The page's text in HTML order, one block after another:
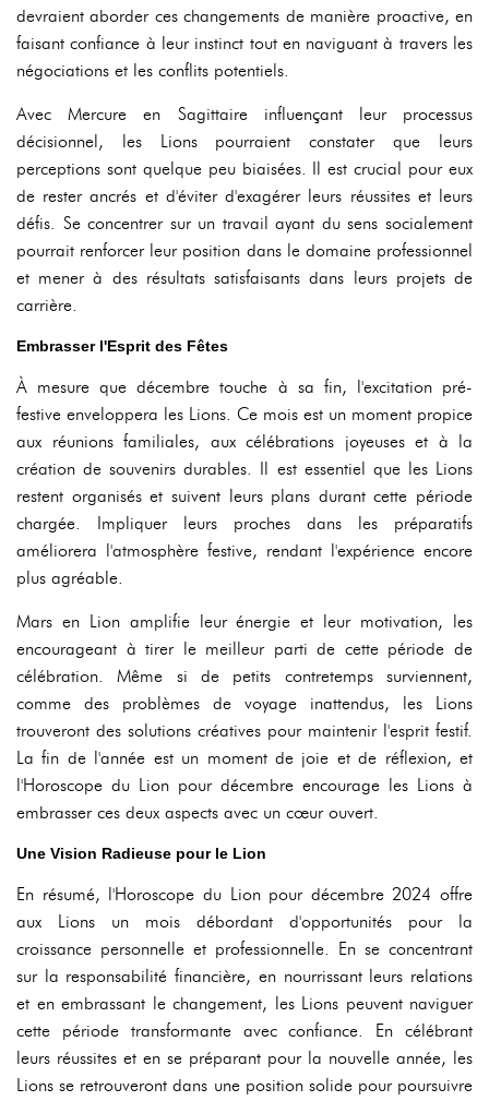
devraient aborder ces changements de manière proactive, en
faisant confiance à leur instinct tout en naviguant à travers les
négociations et les conflits potentiels.
Avec Mercure en Sagittaire influençant leur processus
décisionnel, les Lions pourraient constater que leurs
perceptions sont quelque peu biaisées. Il est crucial pour eux
de rester ancrés et d'éviter d'exagérer leurs réussites et leurs
défis. Se concentrer sur un travail ayant du sens socialement
pourrait renforcer leur position dans le domaine professionnel
et mener à des résultats satisfaisants dans leurs projets de
carrière.
Embrasser l'Esprit des Fêtes
À mesure que décembre touche à sa fin, l'excitation pré-
festive enveloppera les Lions. Ce mois est un moment propice
aux réunions familiales, aux célébrations joyeuses et à la
création de souvenirs durables. Il est essentiel que les Lions
restent organisés et suivent leurs plans durant cette période
chargée. Impliquer leurs proches dans les préparatifs
améliorera l'atmosphère festive, rendant l'expérience encore
plus agréable.
Mars en Lion amplifie leur énergie et leur motivation, les
encourageant à tirer le meilleur parti de cette période de
célébration. Même si de petits contretemps surviennent,
comme des problèmes de voyage inattendus, les Lions
trouveront des solutions créatives pour maintenir l'esprit festif.
La fin de l'année est un moment de joie et de réflexion, et
l'Horoscope du Lion pour décembre encourage les Lions à
embrasser ces deux aspects avec un cœur ouvert.
Une Vision Radieuse pour le Lion
En résumé, l'Horoscope du Lion pour décembre 2024 offre
aux Lions un mois débordant d'opportunités pour la
croissance personnelle et professionnelle. En se concentrant
sur la responsabilité financière, en nourrissant leurs relations
et en embrassant le changement, les Lions peuvent naviguer
cette période transformante avec confiance. En célébrant
leurs réussites et en se préparant pour la nouvelle année, les
Lions se retrouveront dans une position solide pour poursuivre